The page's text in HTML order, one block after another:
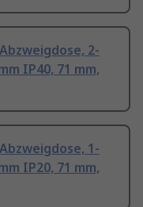
2-
IP40, 71 mm,
1-
IP20, 71 mm,